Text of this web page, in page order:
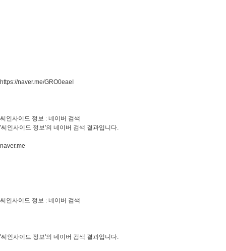
https://naver.me/GRO0eaeI
씨인사이드 정보 : 네이버 검색
'씨인사이드 정보'의 네이버 검색 결과입니다.
naver.me
씨인사이드 정보 : 네이버 검색
'씨인사이드 정보'의 네이버 검색 결과입니다.